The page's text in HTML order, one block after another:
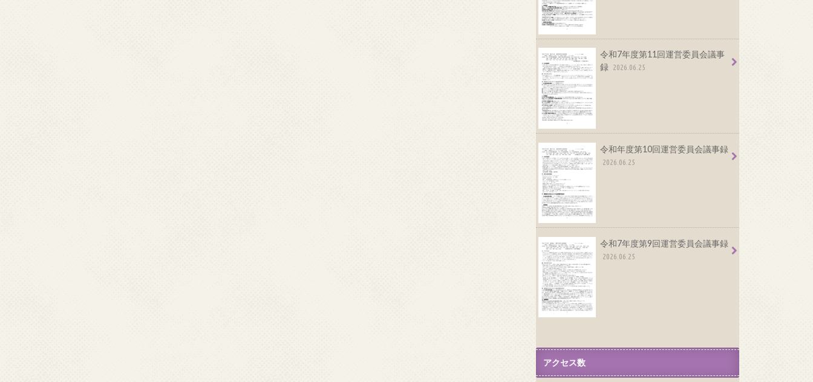
令和7年度第11回運営委員会議事
録 2026.06.25
令和年度第10回運営委員会議事録
2026.06.25
令和7年度第9回運営委員会議事録
2026.06.25
アクセス数